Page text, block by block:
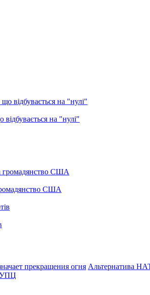
на "нулі"
США
прекращения огня Альтернатива
УПЦ